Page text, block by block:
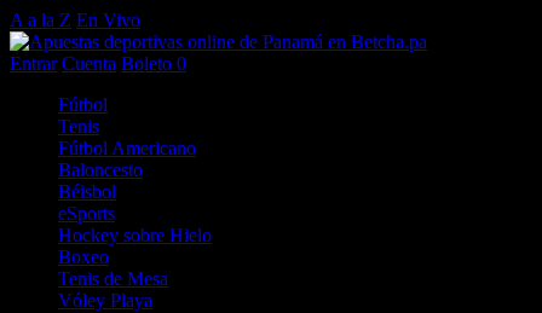
A a la Z En Vivo
Entrar Cuenta Boleto 0
Fútbol
Tenis
Fútbol Americano
Baloncesto
Béisbol
eSports
Hockey sobre Hielo
Boxeo
Tenis de Mesa
Vóley Playa